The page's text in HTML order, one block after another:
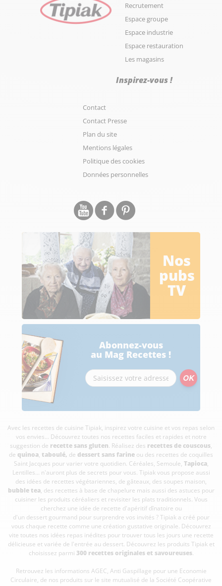
Recrutement
Espace groupe
Espace industrie
Espace restauration
Les magasins
Inspirez-vous !
Contact
Contact Presse
Plan du site
Mentions légales
Politique des cookies
Données personnelles
Nos
pubs
TV
Abonnez-vous
au Mag Recettes !
Avec les recettes de cuisine Tipiak, inspirez votre cuisine et vos repas selon
vos envies... Découvrez toutes nos recettes faciles et rapides et notre
suggestion de recette sans gluten. Réalisez des recettes de couscous,
de quinoa, taboulé, de dessert sans farine ou des recettes de coquilles
Saint Jacques pour varier votre quotidien. Céréales, Semoule, Tapioca,
Lentilles... n'auront plus de secrets pour vous. Tipiak vous propose aussi
des idées de recettes végétariennes, de gâteaux, des soupes maison,
bubble tea, des recettes à base de chapelure mais aussi des astuces pour
cuisiner les produits céréaliers et revisiter les plats traditionnels. Vous
cherchez une idée de recette d'apéritif dînatoire ou
d'un dessert gourmand pour surprendre vos invités ? Tipiak a créé pour
vous chaque recette comme une création gustative originale. Découvrez
vite toutes nos idées repas inédites pour trouver tous les jours une recette
délicieuse et variée de l'entrée au dessert. Découvrez les produits Tipiak et
choisissez parmi 300 recettes originales et savoureuses.
Retrouvez les informations AGEC, Anti Gaspillage pour une Economie
Circulaire, de nos produits sur le site mutualisé de la Société Coopérative